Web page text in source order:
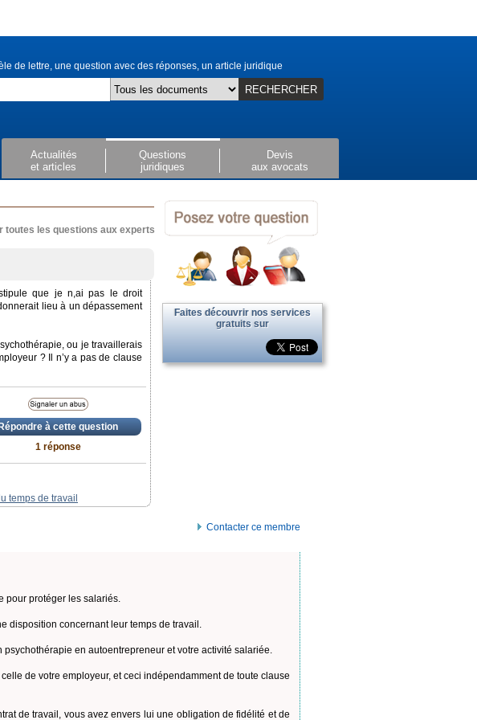
de lettre, une question avec des réponses, un article juridique
RECHERCHER
Actualités
et articles
Questions
juridiques
Devis
aux avocats
toutes les questions aux experts
que je n,ai pas le droit
lieu à un dépassement
ou je travaillerais
? Il n’y a pas de clause
Répondre à cette question
1 réponse
temps de travail
Contacter ce membre
pour protéger les salariés.
disposition concernant leur temps de travail.
en autoentrepreneur et votre activité salariée.
de votre employeur, et ceci indépendamment de toute clause
de travail, vous avez envers lui une obligation de fidélité et de
Faites découvrir nos services
gratuits sur